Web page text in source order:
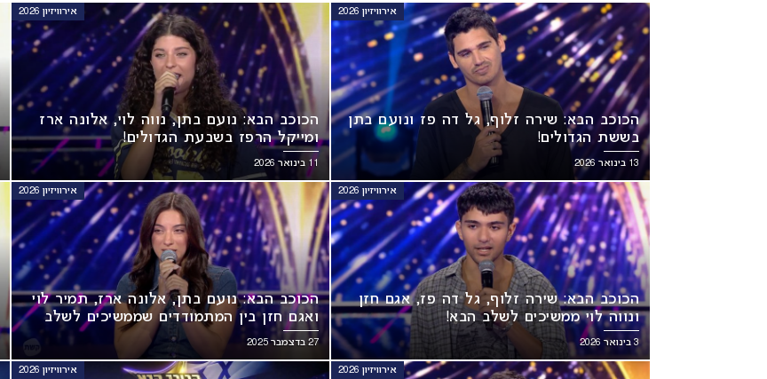
אירוויזיון 2026
הכוכב הבא: שירה זלוף, גל דה פז ונועם בתן
בששת הגדולים!
13 בינואר 2026
אירוויזיון 2026
הכוכב הבא: נועם בתן, נווה לוי, אלונה ארז
ומייקל הרפז בשבעת הגדולים!
11 בינואר 2026
אירוויזיון 2026
הכוכב הבא: שירה זלוף, גל דה פז, אגם חזן
ונווה לוי ממשיכים לשלב הבא!
3 בינואר 2026
אירוויזיון 2026
הכוכב הבא: נועם בתן, אלונה ארז, תמיר לוי
ואגם חזן בין המתמודדים שממשיכים לשלב
הבא!
27 בדצמבר 2025
אירוויזיון 2026 אירוויזיון 2026